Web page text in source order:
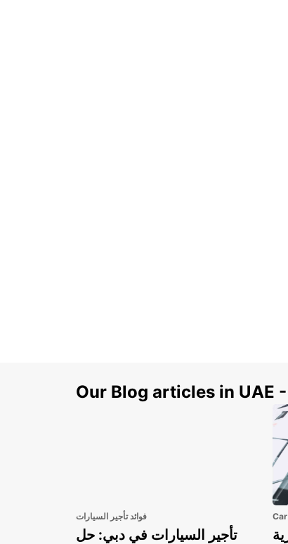
Our Blog articles in UAE
فوائد تأجير السيارات
تأجير السيارات في دبي: حل